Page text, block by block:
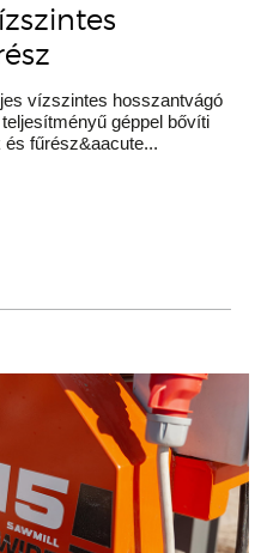
vízszintes hosszantvágó
géppel bővíti
fűrész&aacute...